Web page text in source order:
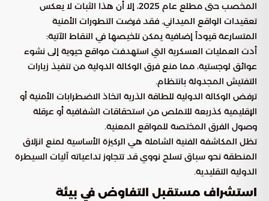
المخصب حتى مطلع عام 2025، إلا أن هذا الثبات لا يعكس
تعقيدات الواقع الميداني. فقد فرضت التطورات الأمنية
المتسارعة قيوداً إضافية يمكن تلخيصها في النقاط الآتية:
أدت العمليات العسكرية التي استهدفت مواقع حيوية إلى نشوء
عوائق لوجستية، مما منع فرق الوكالة الدولية من تنفيذ زيارات
التفتيش المجدولة بانتظام.
ترفض الوكالة الدولية للطاقة الذرية اتخاذ الاضطرابات الأمنية أو
الإقليمية كذريعة للتملص من استحقاقات الشفافية أو عرقلة
وصول الفرق المختصة للمواقع المعنية.
تظل المكاشفة الفنية الشاملة هي الركيزة الأساسية لمنع انزلاق
المنطقة نحو سباق تسلح نووي قد تتجاوز تداعياته آليات السيطرة
الدولية التقليدية.
استشراف مستقبل التفاوض في بيئة